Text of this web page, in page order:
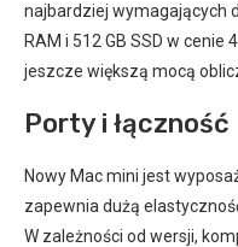
najbardziej wymagających
RAM i 512 GB SSD w cenie
jeszcze większą mocą
Porty i łączność
Nowy Mac mini jest
zapewnia dużą
W zależności od wersji,